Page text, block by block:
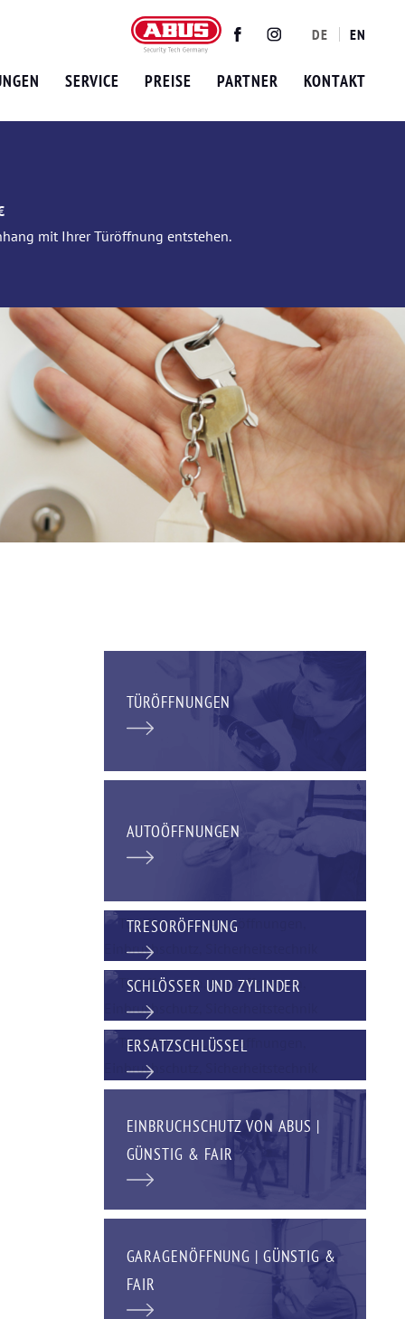
TwitterFacebookInstagram
DE EN
SERVICE PREISE PARTNER KONTAKT
mit Ihrer Türöffnung entstehen.
TÜRÖFFNUNGEN
AUTOÖFFNUNGEN
TRESORÖFFNUNG
SCHLÖSSER UND ZYLINDER
ERSATZSCHLÜSSEL
EINBRUCHSCHUTZ VON ABUS |
GÜNSTIG & FAIR
GARAGENÖFFNUNG | GÜNSTIG &
FAIR